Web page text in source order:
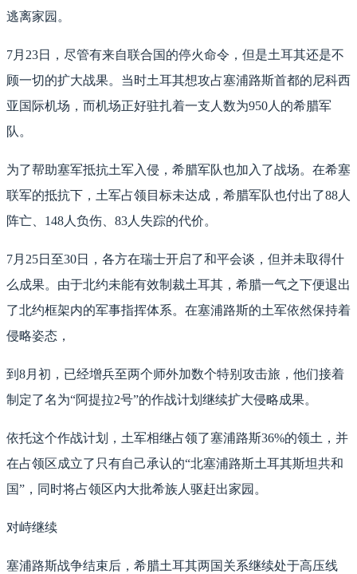
逃离家园。
7月23日，尽管有来自联合国的停火命令，但是土耳其还是不
顾一切的扩大战果。当时土耳其想攻占塞浦路斯首都的尼科西
亚国际机场，而机场正好驻扎着一支人数为950人的希腊军
队。
为了帮助塞军抵抗土军入侵，希腊军队也加入了战场。在希塞
联军的抵抗下，土军占领目标未达成，希腊军队也付出了88人
阵亡、148人负伤、83人失踪的代价。
7月25日至30日，各方在瑞士开启了和平会谈，但并未取得什
么成果。由于北约未能有效制裁土耳其，希腊一气之下便退出
了北约框架内的军事指挥体系。在塞浦路斯的土军依然保持着
侵略姿态，
到8月初，已经增兵至两个师外加数个特别攻击旅，他们接着
制定了名为“阿提拉2号”的作战计划继续扩大侵略成果。
依托这个作战计划，土军相继占领了塞浦路斯36%的领土，并
在占领区成立了只有自己承认的“北塞浦路斯土耳其斯坦共和
国”，同时将占领区内大批希族人驱赶出家园。
对峙继续
塞浦路斯战争结束后，希腊土耳其两国关系继续处于高压线